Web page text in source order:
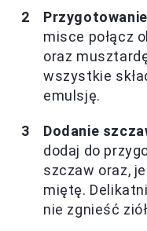
misce połącz
oraz
wszystkie
emulsję.
Dodanie
dodaj do
szczaw oraz,
miętę.
nie zgnieść